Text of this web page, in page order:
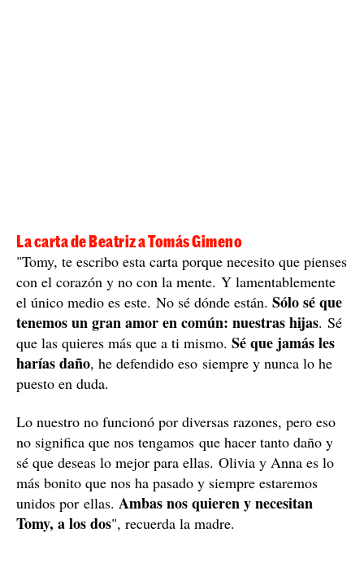
La carta de Beatriz a Tomás Gimeno
"Tomy, te escribo esta carta porque necesito que pienses
con el corazón y no con la mente. Y lamentablemente
el único medio es este. No sé dónde están. Sólo sé que
tenemos un gran amor en común: nuestras hijas. Sé
que las quieres más que a ti mismo. Sé que jamás les
harías daño, he defendido eso siempre y nunca lo he
puesto en duda.